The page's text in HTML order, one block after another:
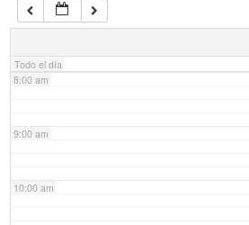
Todo el día
7:00 am
8:00 am
9:00 am
10:00 am